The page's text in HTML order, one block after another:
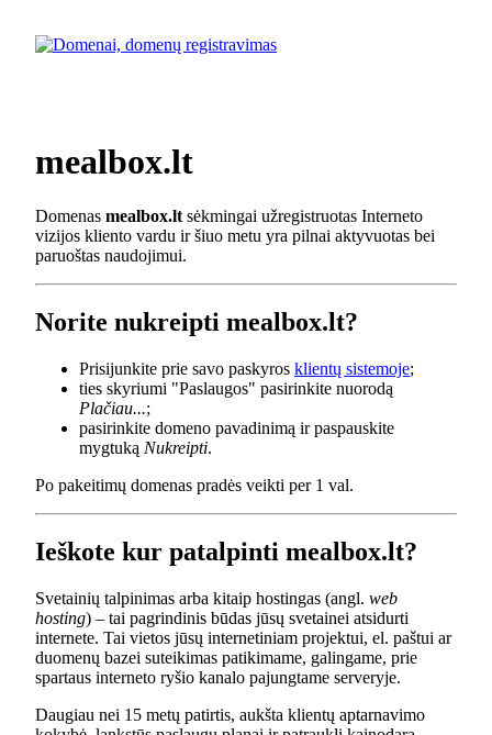
mealbox.lt
Domenas mealbox.lt sėkmingai užregistruotas Interneto
vizijos kliento vardu ir šiuo metu yra pilnai aktyvuotas bei
paruoštas naudojimui.
Norite nukreipti mealbox.lt?
Prisijunkite prie savo paskyros klientų sistemoje;
ties skyriumi "Paslaugos" pasirinkite nuorodą
Plačiau...;
pasirinkite domeno pavadinimą ir paspauskite
mygtuką Nukreipti.
Po pakeitimų domenas pradės veikti per 1 val.
Ieškote kur patalpinti mealbox.lt?
Svetainių talpinimas arba kitaip hostingas (angl. web
hosting) – tai pagrindinis būdas jūsų svetainei atsidurti
internete. Tai vietos jūsų internetiniam projektui, el. paštui ar
duomenų bazei suteikimas patikimame, galingame, prie
spartaus interneto ryšio kanalo pajungtame serveryje.
Daugiau nei 15 metų patirtis, aukšta klientų aptarnavimo